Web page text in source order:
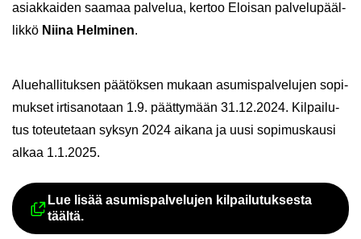
asiak­kai­den saa­maa pal­ve­lua, ker­too Eloi­san pal­ve­lu­pääl­
lik­kö Niina Hel­mi­nen.
Alue­hal­li­tuk­sen pää­tök­sen mu­kaan asu­mis­pal­ve­lu­jen so­pi­
muk­set ir­ti­sa­no­taan 1.9. päät­ty­mään 31.12.2024. Kil­pai­lu­
tus to­teu­te­taan syk­syn 2024 ai­ka­na ja uusi so­pi­mus­kausi
alkaa 1.1.2025.
Ul­koi­nen pal­ve­lu avau­tuu
Lue lisää asu­mis­pal­ve­lu­jen kil­pai­lu­tuk­ses­ta
tääl­tä.